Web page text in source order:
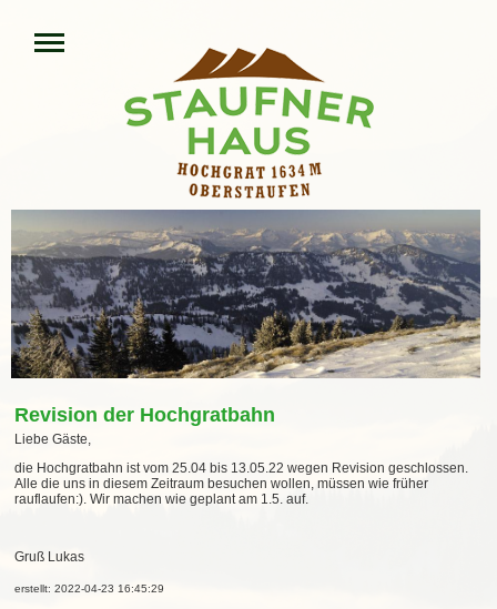
Revision der Hochgratbahn
Liebe Gäste,
die Hochgratbahn ist vom 25.04 bis 13.05.22 wegen Revision geschlossen.
Alle die uns in diesem Zeitraum besuchen wollen, müssen wie früher
rauflaufen:). Wir machen wie geplant am 1.5. auf.
Gruß Lukas
erstellt: 2022-04-23 16:45:29